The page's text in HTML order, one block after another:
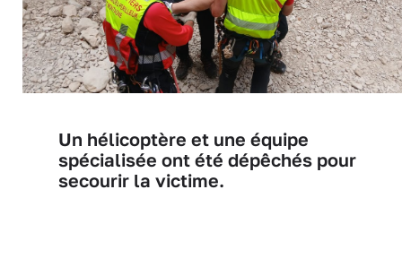
Un hélicoptère et une équipe
spécialisée ont été dépêchés pour
secourir la victime.